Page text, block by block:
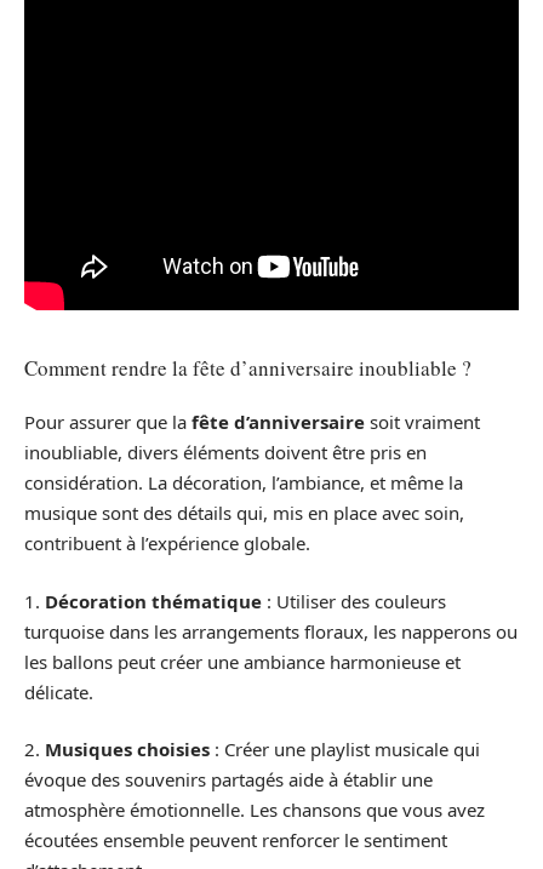
Comment rendre la fête d’anniversaire inoubliable ?
Pour assurer que la fête d’anniversaire soit vraiment
inoubliable, divers éléments doivent être pris en
considération. La décoration, l’ambiance, et même la
musique sont des détails qui, mis en place avec soin,
contribuent à l’expérience globale.
1. Décoration thématique : Utiliser des couleurs
turquoise dans les arrangements floraux, les napperons ou
les ballons peut créer une ambiance harmonieuse et
délicate.
2. Musiques choisies : Créer une playlist musicale qui
évoque des souvenirs partagés aide à établir une
atmosphère émotionnelle. Les chansons que vous avez
écoutées ensemble peuvent renforcer le sentiment